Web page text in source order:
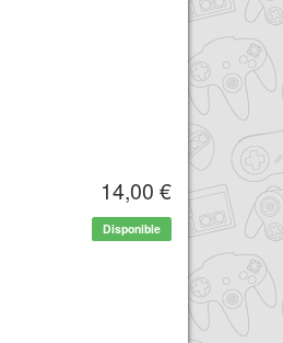
14,00 €
Disponible